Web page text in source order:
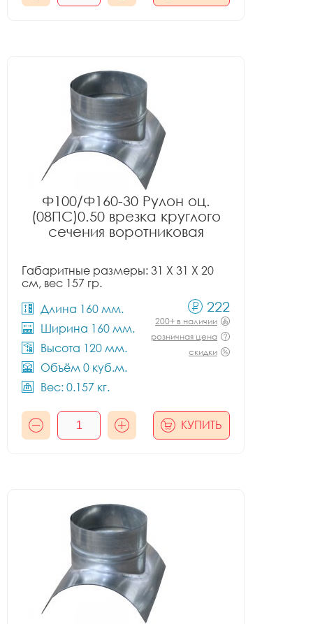
Ф100/Ф160-30 Рулон оц.
(08ПС)0.50 врезка круглого
сечения воротниковая
Габаритные размеры: 31 X 31 X 20
см, вес 157 гр.
Длина 160 мм.
Ширина 160 мм.
Высота 120 мм.
Объём 0 куб.м.
Вес: 0.157 кг.
222
200+ в наличии
розничная цена
скидки
КУПИТЬ